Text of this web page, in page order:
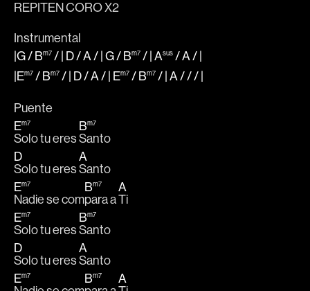
REPITEN CORO X2
Instrumental
|G/ Bm7 / | D/A / | G/ Bm7 / | Asus /A / |
|Em7 / Bm7 / | D/A / | Em7 / Bm7 / | A / / / |
Puente
Em7
Solo tu eres
Bm7
Santo
D
Solo tu eres
A
Santo
Em7
Nadie se com
Bm7
para a
A
Ti
Em7
Solo tu eres
Bm7
Santo
D
Solo tu eres
A
Santo
Em7 Bm7
A